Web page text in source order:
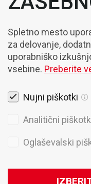
Spletno mesto
za delovanje,
uporabniško
vsebine. Preberite
Nujni piškotki
Analitični
Oglaševalski